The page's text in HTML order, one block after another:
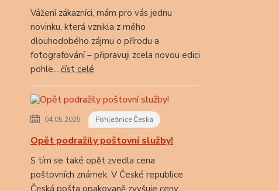
Vážení zákazníci, mám pro vás jednu
novinku, která vznikla z mého
dlouhodobého zájmu o přírodu a
fotografování – připravuji zcela novou edici
pohle... číst celé
04.05.2025 Pohlednice Česka
Opět podražily poštovní služby!
S tím se také opět zvedla cena
poštovních známek. V České republice
Česká pošta opakovaně zvyšuje ceny